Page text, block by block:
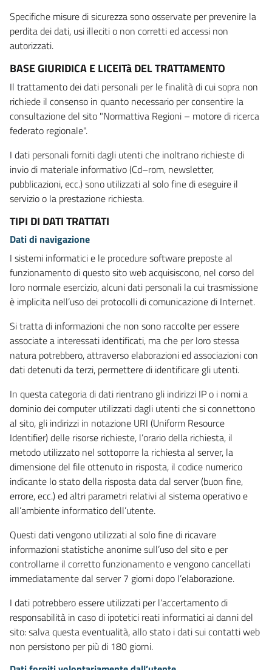
Specifiche misure di sicurezza sono osservate per prevenire la
perdita dei dati, usi illeciti o non corretti ed accessi non
autorizzati.
BASE GIURIDICA E LICEITà DEL TRATTAMENTO
Il trattamento dei dati personali per le finalità di cui sopra non
richiede il consenso in quanto necessario per consentire la
consultazione del sito "Normattiva Regioni – motore di ricerca
federato regionale".
I dati personali forniti dagli utenti che inoltrano richieste di
invio di materiale informativo (Cd–rom, newsletter,
pubblicazioni, ecc.) sono utilizzati al solo fine di eseguire il
servizio o la prestazione richiesta.
TIPI DI DATI TRATTATI
Dati di navigazione
I sistemi informatici e le procedure software preposte al
funzionamento di questo sito web acquisiscono, nel corso del
loro normale esercizio, alcuni dati personali la cui trasmissione
è implicita nell’uso dei protocolli di comunicazione di Internet.
Si tratta di informazioni che non sono raccolte per essere
associate a interessati identificati, ma che per loro stessa
natura potrebbero, attraverso elaborazioni ed associazioni con
dati detenuti da terzi, permettere di identificare gli utenti.
In questa categoria di dati rientrano gli indirizzi IP o i nomi a
dominio dei computer utilizzati dagli utenti che si connettono
al sito, gli indirizzi in notazione URI (Uniform Resource
Identifier) delle risorse richieste, l’orario della richiesta, il
metodo utilizzato nel sottoporre la richiesta al server, la
dimensione del file ottenuto in risposta, il codice numerico
indicante lo stato della risposta data dal server (buon fine,
errore, ecc.) ed altri parametri relativi al sistema operativo e
all’ambiente informatico dell’utente.
Questi dati vengono utilizzati al solo fine di ricavare
informazioni statistiche anonime sull’uso del sito e per
controllarne il corretto funzionamento e vengono cancellati
immediatamente dal server 7 giorni dopo l’elaborazione.
I dati potrebbero essere utilizzati per l’accertamento di
responsabilità in caso di ipotetici reati informatici ai danni del
sito: salva questa eventualità, allo stato i dati sui contatti web
non persistono per più di 180 giorni.